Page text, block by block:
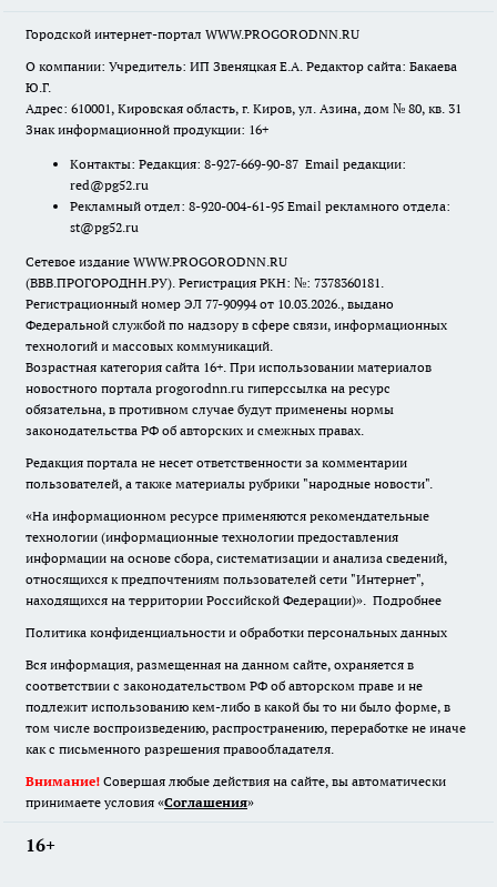
Городской интернет-портал WWW.PROGORODNN.RU
О компании: Учредитель: ИП Звеняцкая Е.А. Редактор сайта: Бакаева
Ю.Г.
Адрес: 610001, Кировская область, г. Киров, ул. Азина, дом № 80, кв. 31
Знак информационной продукции: 16+
Контакты: Редакция: 8-927-669-90-87 Email редакции:
red@pg52.ru
Рекламный отдел: 8-920-004-61-95 Email рекламного отдела:
st@pg52.ru
Сетевое издание WWW.PROGORODNN.RU
(ВВВ.ПРОГОРОДНН.РУ). Регистрация РКН: №: 7378360181.
Регистрационный номер ЭЛ 77-90994 от 10.03.2026., выдано
Федеральной службой по надзору в сфере связи, информационных
технологий и массовых коммуникаций.
Возрастная категория сайта 16+. При использовании материалов
новостного портала progorodnn.ru гиперссылка на ресурс
обязательна, в противном случае будут применены нормы
законодательства РФ об авторских и смежных правах.
Редакция портала не несет ответственности за комментарии
пользователей, а также материалы рубрики "народные новости".
«На информационном ресурсе применяются рекомендательные
технологии (информационные технологии предоставления
информации на основе сбора, систематизации и анализа сведений,
относящихся к предпочтениям пользователей сети "Интернет",
находящихся на территории Российской Федерации)». Подробнее
Политика конфиденциальности и обработки персональных данных
Вся информация, размещенная на данном сайте, охраняется в
соответствии с законодательством РФ об авторском праве и не
подлежит использованию кем-либо в какой бы то ни было форме, в
том числе воспроизведению, распространению, переработке не иначе
как с письменного разрешения правообладателя.
Внимание! Совершая любые действия на сайте, вы автоматически
принимаете условия «Cоглашения»
16+